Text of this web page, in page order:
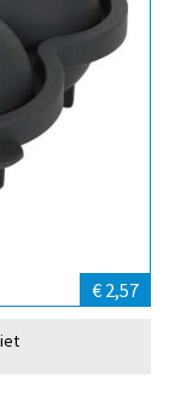
€ 2,57